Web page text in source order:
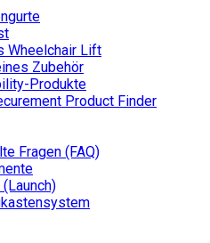
Wheelchair Lift
Zubehör
Produkte
Product Finder
Fragen (FAQ)